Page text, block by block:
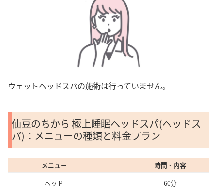
ウェットヘッドスパの施術は行っていません。
仙豆のちから 極上睡眠ヘッドスパ(ヘッドス
パ)：メニューの種類と料金プラン
メニュー
時間・内容
ヘッド
60分